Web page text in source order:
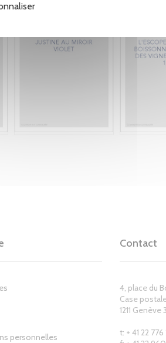
personnelles
Contact
4, place du
Case
1211 Genève 3
t: + 41 22 776